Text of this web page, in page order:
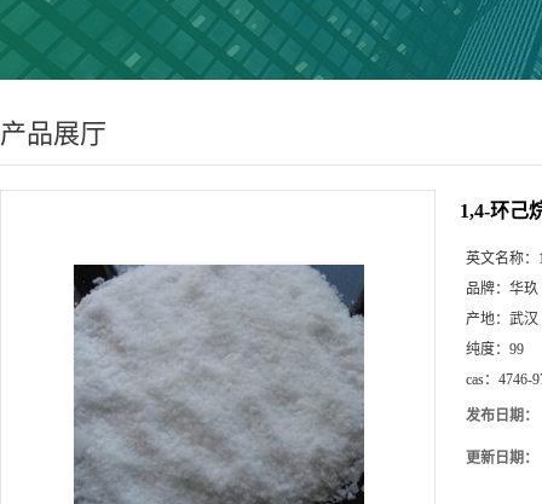
产品展厅
1,4-环己
英文名称：
品牌： 华玖
产地： 武汉
纯度： 99
cas： 4746-
发布日期：
更新日期：